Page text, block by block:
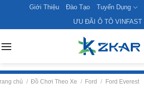
content
Giới Thiệu Đào Tạo Tuyển Dụng
ƯU ĐÃI Ô TÔ VINFAST
chủ / Đồ Chơi Theo Xe / Ford / Ford Everest